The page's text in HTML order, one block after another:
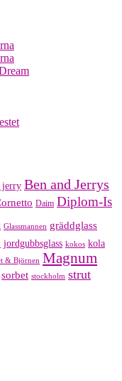
jerry Ben and Jerrys
Daim Diplom-Is
Glassmannen gräddglass
jordgubbsglass kokos kola
& Björnen Magnum
sorbet stockholm strut